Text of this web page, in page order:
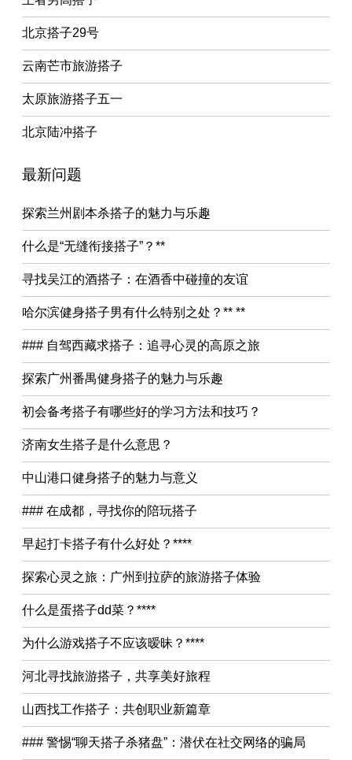
北京搭子29号
云南芒市旅游搭子
太原旅游搭子五一
北京陆冲搭子
最新问题
探索兰州剧本杀搭子的魅力与乐趣
什么是“无缝衔接搭子”？**
寻找吴江的酒搭子：在酒香中碰撞的友谊
哈尔滨健身搭子男有什么特别之处？** **
### 自驾西藏求搭子：追寻心灵的高原之旅
探索广州番禺健身搭子的魅力与乐趣
初会备考搭子有哪些好的学习方法和技巧？
济南女生搭子是什么意思？
中山港口健身搭子的魅力与意义
### 在成都，寻找你的陪玩搭子
早起打卡搭子有什么好处？****
探索心灵之旅：广州到拉萨的旅游搭子体验
什么是蛋搭子dd菜？****
为什么游戏搭子不应该暧昧？****
河北寻找旅游搭子，共享美好旅程
山西找工作搭子：共创职业新篇章
### 警惕“聊天搭子杀猪盘”：潜伏在社交网络的骗局